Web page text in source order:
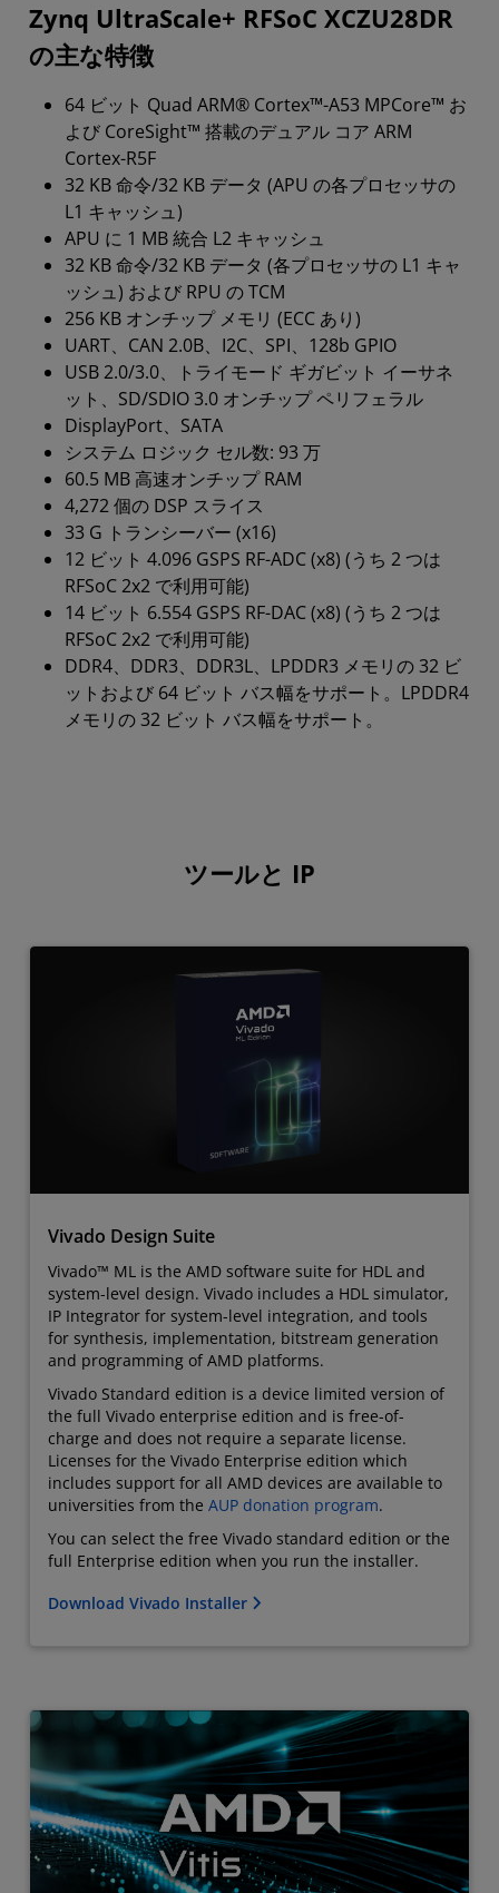
Zynq UltraScale+ RFSoC XCZU28DR
の主な特徴
64 ビット Quad ARM® Cortex™-A53 MPCore™ お
よび CoreSight™ 搭載のデュアル コア ARM
Cortex-R5F
32 KB 命令/32 KB データ (APU の各プロセッサの
L1 キャッシュ)
APU に 1 MB 統合 L2 キャッシュ
32 KB 命令/32 KB データ (各プロセッサの L1 キャ
ッシュ) および RPU の TCM
256 KB オンチップ メモリ (ECC あり)
UART、CAN 2.0B、I2C、SPI、128b GPIO
USB 2.0/3.0、トライモード ギガビット イーサネ
ット、SD/SDIO 3.0 オンチップ ペリフェラル
DisplayPort、SATA
システム ロジック セル数: 93 万
60.5 MB 高速オンチップ RAM
4,272 個の DSP スライス
33 G トランシーバー (x16)
12 ビット 4.096 GSPS RF-ADC (x8) (うち 2 つは
RFSoC 2x2 で利用可能)
14 ビット 6.554 GSPS RF-DAC (x8) (うち 2 つは
RFSoC 2x2 で利用可能)
DDR4、DDR3、DDR3L、LPDDR3 メモリの 32 ビ
ットおよび 64 ビット バス幅をサポート。LPDDR4
メモリの 32 ビット バス幅をサポート。
ツールと IP
Vivado Design Suite
Vivado™ ML is the AMD software suite for HDL and
system-level design. Vivado includes a HDL simulator,
IP Integrator for system-level integration, and tools
for synthesis, implementation, bitstream generation
and programming of AMD platforms.
Vivado Standard edition is a device limited version of
the full Vivado enterprise edition and is free-of-
charge and does not require a separate license.
Licenses for the Vivado Enterprise edition which
includes support for all AMD devices are available to
universities from the AUP donation program.
You can select the free Vivado standard edition or the
full Enterprise edition when you run the installer.
Download Vivado Installer